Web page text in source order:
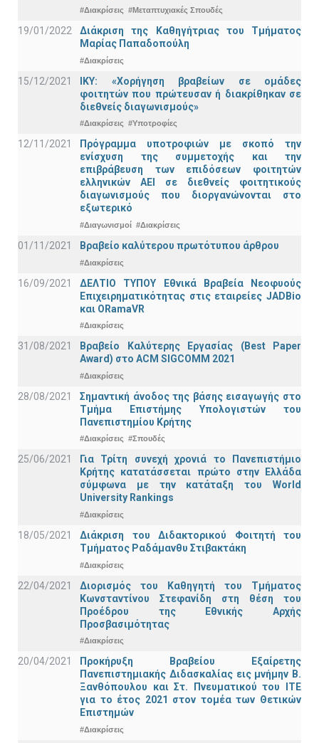
#Διακρίσεις #Μεταπτυχιακές Σπουδές
19/01/2022
Διάκριση της Καθηγήτριας του Τμήματος
Μαρίας Παπαδοπούλη
#Διακρίσεις
15/12/2021
IKY: «Χορήγηση βραβείων σε ομάδες
φοιτητών που πρώτευσαν ή διακρίθηκαν σε
διεθνείς διαγωνισμούς»
#Διακρίσεις #Υποτροφίες
12/11/2021
Πρόγραμμα υποτροφιών με σκοπό την
ενίσχυση της συμμετοχής και την
επιβράβευση των επιδόσεων φοιτητών
ελληνικών ΑΕΙ σε διεθνείς φοιτητικούς
διαγωνισμούς που διοργανώνονται στο
εξωτερικό
#Διαγωνισμοί #Διακρίσεις
01/11/2021 Bραβείο καλύτερου πρωτότυπου άρθρου
#Διακρίσεις
16/09/2021
ΔΕΛΤΙΟ ΤΥΠΟΥ Εθνικά Βραβεία Νεοφυούς
Επιχειρηματικότητας στις εταιρείες JADBio
και ORamaVR
#Διακρίσεις
31/08/2021
Βραβείο Καλύτερης Εργασίας (Best Paper
Award) στο ACM SIGCOMM 2021
#Διακρίσεις
28/08/2021
Σημαντική άνοδος της βάσης εισαγωγής στο
Τμήμα Επιστήμης Υπολογιστών του
Πανεπιστημίου Κρήτης
#Διακρίσεις #Σπουδές
25/06/2021
Για Τρίτη συνεχή χρονιά το Πανεπιστήμιο
Κρήτης κατατάσσεται πρώτο στην Ελλάδα
σύμφωνα με την κατάταξη του World
University Rankings
#Διακρίσεις
18/05/2021
Διάκριση του Διδακτορικού Φοιτητή του
Τμήματος Ραδάμανθυ Στιβακτάκη
#Διακρίσεις
22/04/2021
Διορισμός του Καθηγητή του Τμήματος
Κωνσταντίνου Στεφανίδη στη θέση του
Προέδρου της Εθνικής Αρχής
Προσβασιμότητας
#Διακρίσεις
20/04/2021
Προκήρυξη Βραβείου Εξαίρετης
Πανεπιστημιακής Διδασκαλίας εις μνήμην Β.
Ξανθόπουλου και Στ. Πνευματικού του ΙΤΕ
για το έτος 2021 στον τομέα των Θετικών
Επιστημών
#Διακρίσεις